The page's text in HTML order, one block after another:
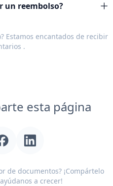
un reembolso?
Estamos encantados de recibir
.
esta página
de documentos? ¡Compártelo
a crecer!